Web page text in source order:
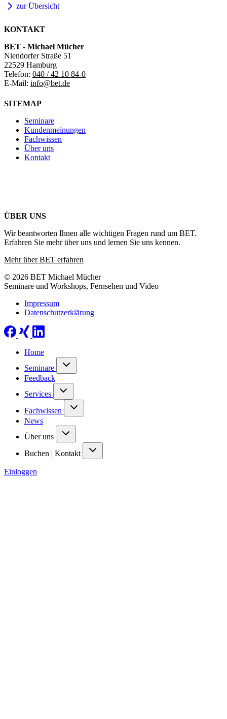
zur Übersicht
KONTAKT
BET - Michael Mücher
Niendorfer Straße 51
22529 Hamburg
Telefon: 040 / 42 10 84-0
E-Mail: info@bet.de
SITEMAP
Seminare
Kundenmeinungen
Fachwissen
Über uns
Kontakt
ÜBER UNS
Wir beantworten Ihnen alle wichtigen Fragen rund um BET.
Erfahren Sie mehr über uns und lernen Sie uns kennen.
Mehr über BET erfahren
© 2026 BET Michael Mücher
Seminare und Workshops, Fernsehen und Video
Impressum
Datenschutzerklärung
Home
Seminare
Feedback
Services
Fachwissen
News
Über uns
Buchen | Kontakt
Einloggen